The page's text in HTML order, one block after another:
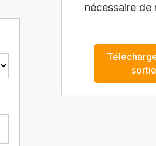
nécessaire de